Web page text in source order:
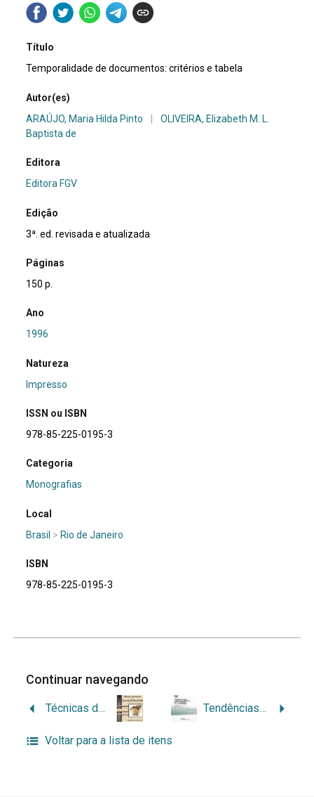
Título
Temporalidade de documentos: critérios e tabela
Autor(es)
ARAÚJO, Maria Hilda Pinto
OLIVEIRA, Elizabeth M. L.
Baptista de
Editora
Editora FGV
Edição
3ª. ed. revisada e atualizada
Páginas
150 p.
Ano
1996
Natureza
Impresso
ISSN ou ISBN
978-85-225-0195-3
Categoria
Monografias
Local
Brasil > Rio de Janeiro
ISBN
978-85-225-0195-3
Continuar navegando
Técnicas de arquivo e controle de documentos Tendências atuais e perspetivas futuras em organização do conhecimento: Atas do III Congresso ISKO Espanha-Portugal
Voltar para a lista de itens